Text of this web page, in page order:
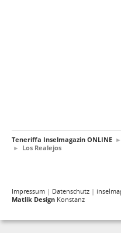
Teneriffa Inselmagazin ONLINE ►
► Los Realejos
Impressum | Datenschutz |
Matlik Design Konstanz